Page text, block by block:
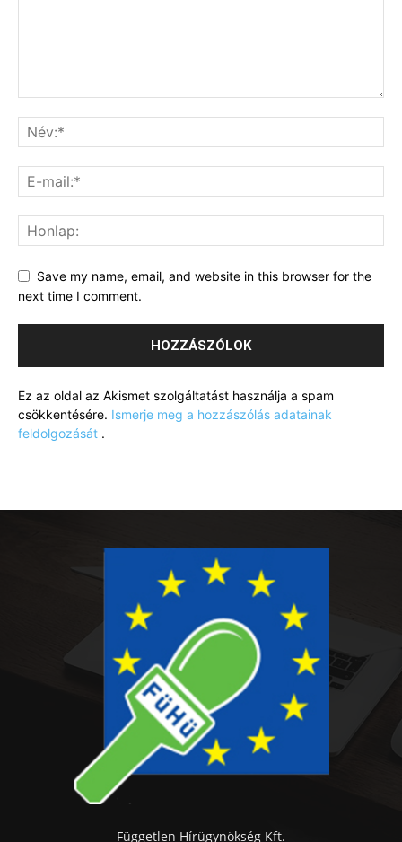
Save my name, email, and website in this browser for the
next time I comment.
Ez az oldal az Akismet szolgáltatást használja a spam
csökkentésére. Ismerje meg a hozzászólás adatainak
feldolgozását .
Független Hírügynökség Kft.